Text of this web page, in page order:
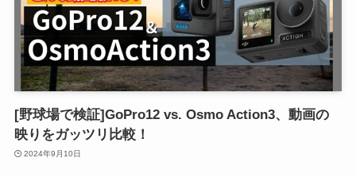
[野球場で検証]GoPro12 vs. Osmo Action3、動画の
映りをガッツリ比較！
2024年9月10日